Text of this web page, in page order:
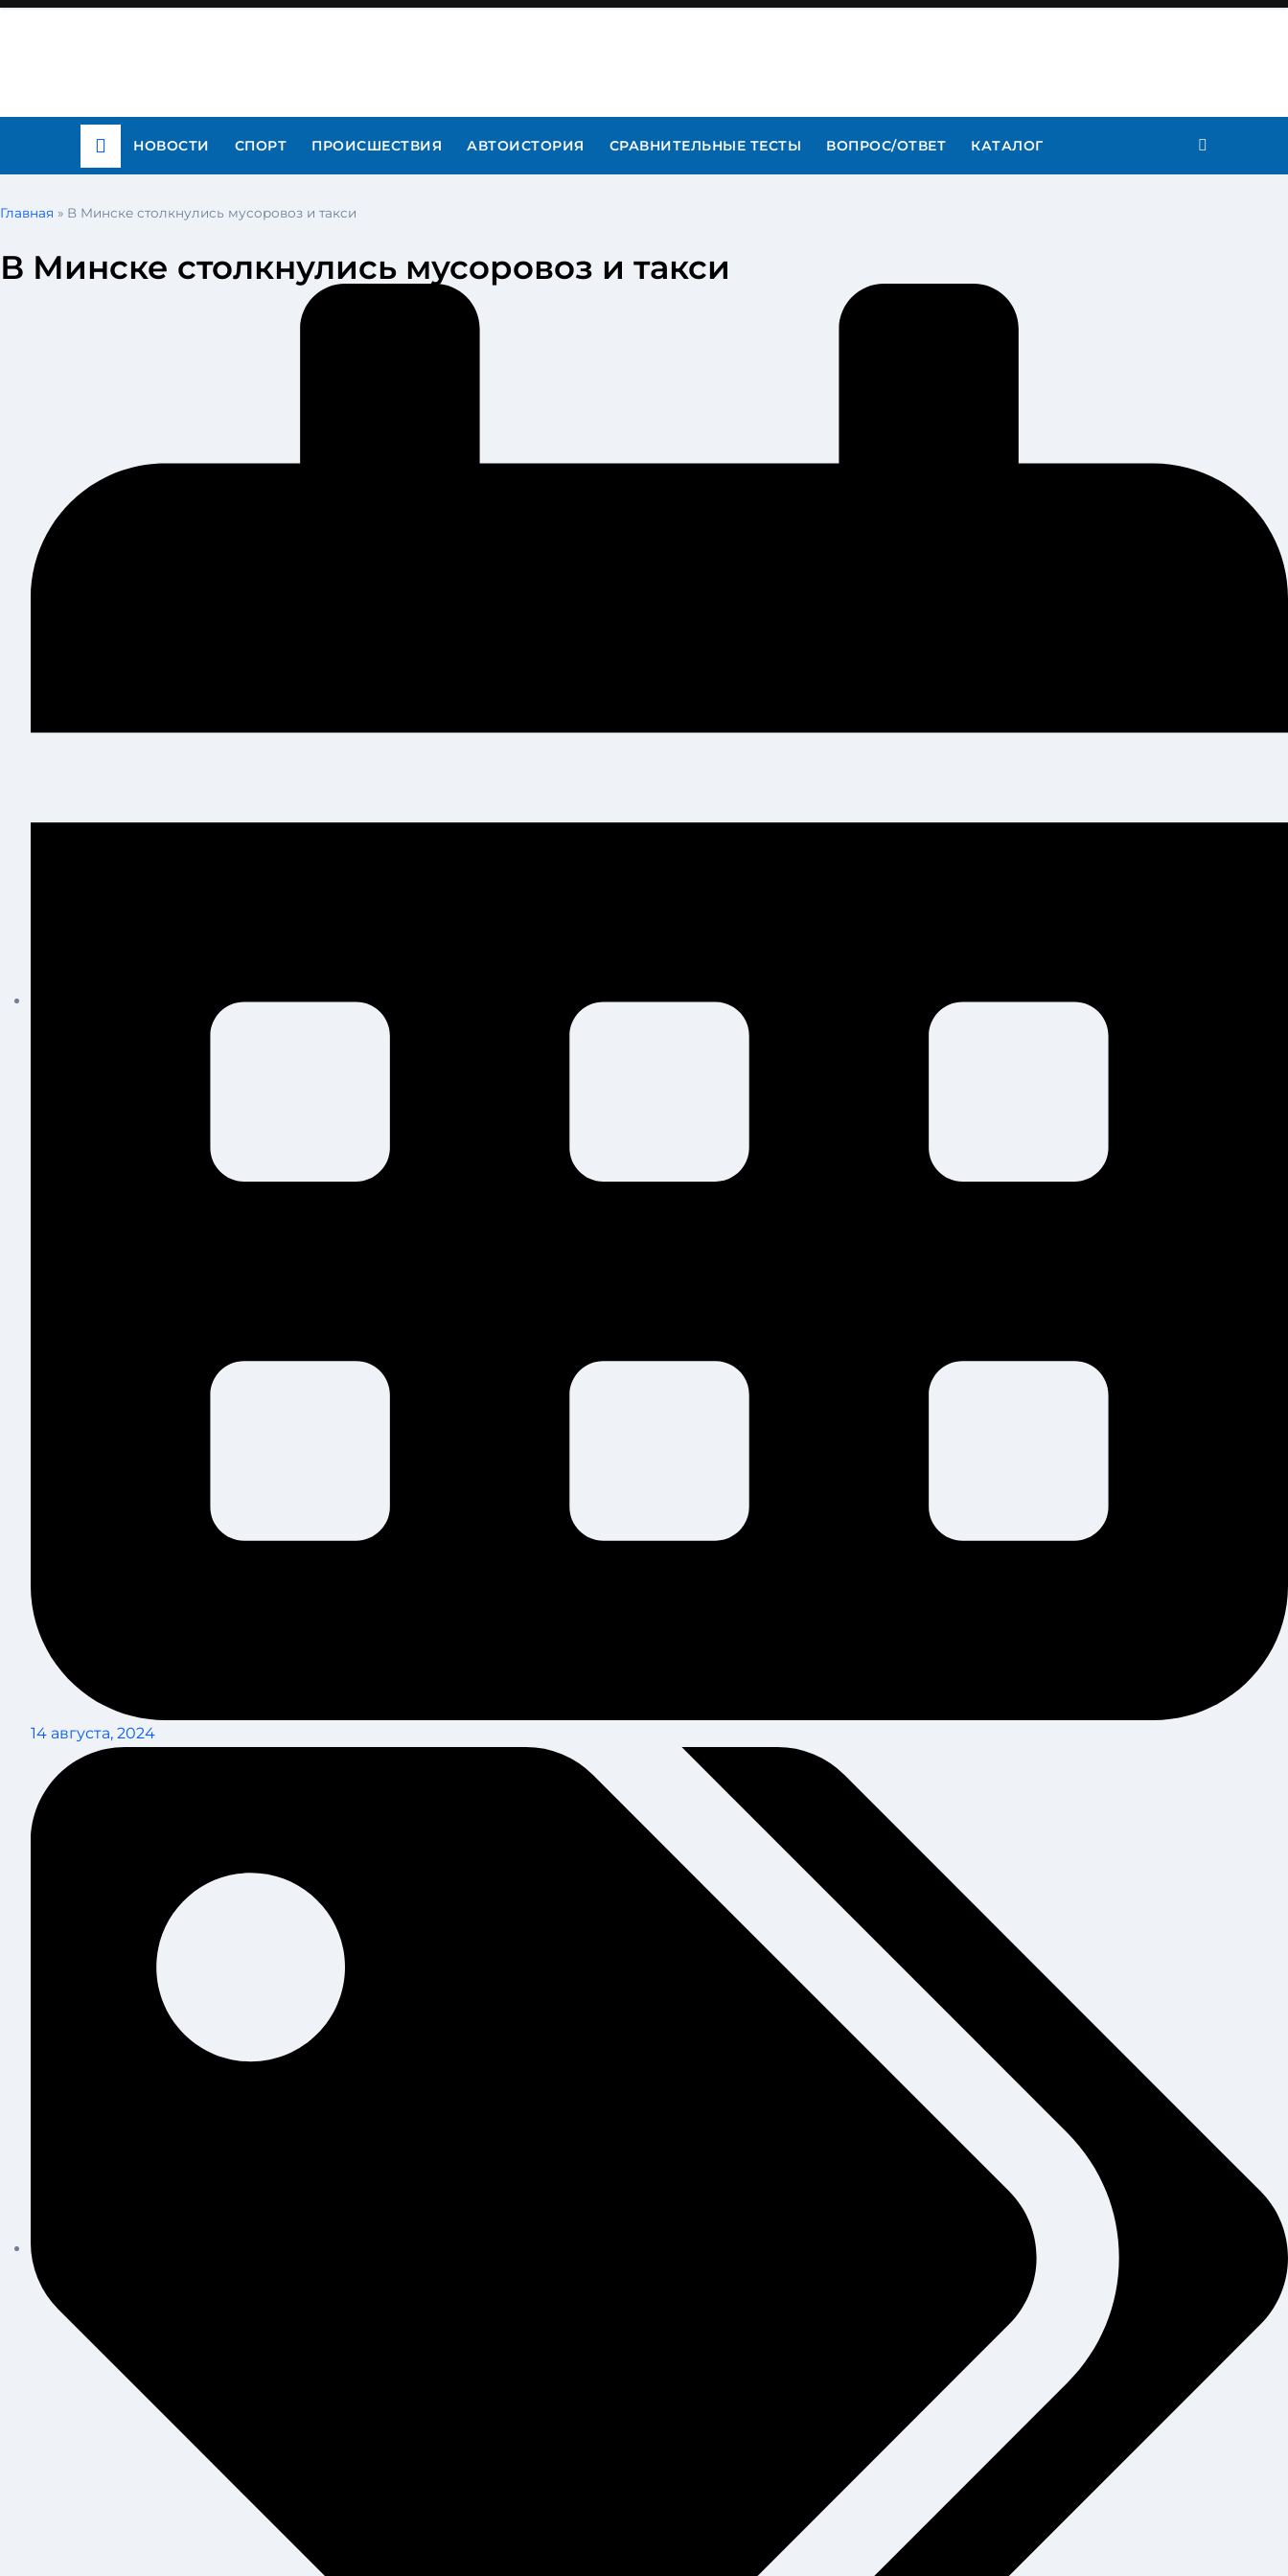
НОВОСТИ СПОРТ ПРОИСШЕСТВИЯ АВТОИСТОРИЯ СРАВНИТЕЛЬНЫЕ ТЕСТЫ ВОПРОС/ОТВЕТ КАТАЛОГ
Главная » В Минске столкнулись мусоровоз и такси
В Минске столкнулись мусоровоз и такси
14 августа, 2024